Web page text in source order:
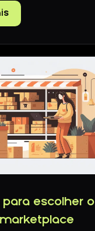
para escolher o